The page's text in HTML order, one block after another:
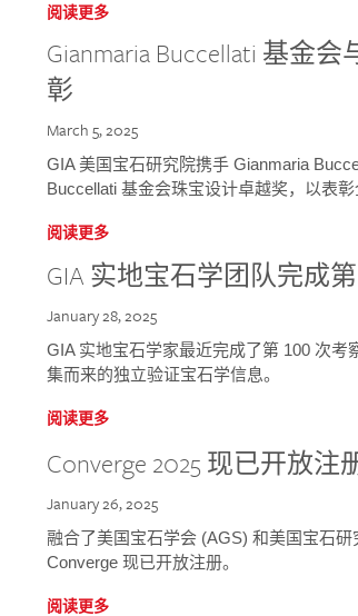
阅读更多
Gianmaria Buccellati 基金
彰
March 5, 2025
GIA 美国宝石研究院携手 Gianmaria
Buccellati 基金会珠宝设计卓越奖，以表
阅读更多
GIA 实地宝石学团队完成
January 28, 2025
GIA 实地宝石学家最近完成了第 100 次
集而来的独立验证宝石学信息。
阅读更多
Converge 2025 现已开放注
January 26, 2025
融合了美国宝石学会 (AGS) 和美国宝石
Converge 现已开放注册。
阅读更多